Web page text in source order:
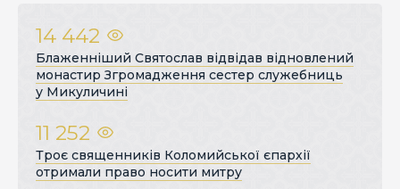
14 442
Блаженніший Святослав відвідав відновлений
монастир Згромадження сестер служебниць
у Микуличині
11 252
Троє священників Коломийської єпархії
отримали право носити митру